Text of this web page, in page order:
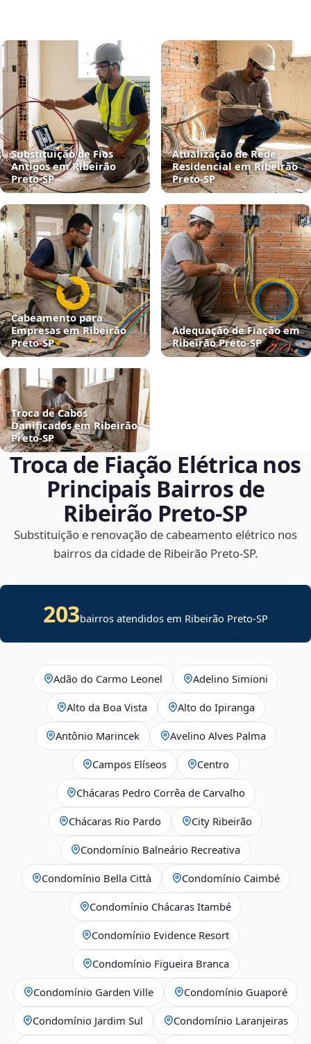
Substituição de Fios
Antigos em Ribeirão
Preto‑SP
Atualização de Rede
Residencial em Ribeirão
Preto‑SP
Cabeamento para
Empresas em Ribeirão
Preto‑SP
Adequação de Fiação em
Ribeirão Preto‑SP
Troca de Cabos
Danificados em Ribeirão
Preto‑SP
Troca de Fiação Elétrica nos
Principais Bairros de
Ribeirão Preto‑SP
Substituição e renovação de cabeamento elétrico nos
bairros da cidade de Ribeirão Preto‑SP.
203bairros atendidos em Ribeirão Preto-SP
Adão do Carmo Leonel Adelino Simioni
Alto da Boa Vista Alto do Ipiranga
Antônio Marincek Avelino Alves Palma
Campos Elíseos Centro
Chácaras Pedro Corrêa de Carvalho
Chácaras Rio Pardo City Ribeirão
Condomínio Balneário Recreativa
Condomínio Bella Città Condomínio Caimbé
Condomínio Chácaras Itambé
Condomínio Evidence Resort
Condomínio Figueira Branca
Condomínio Garden Ville Condomínio Guaporé
Condomínio Jardim Sul Condomínio Laranjeiras